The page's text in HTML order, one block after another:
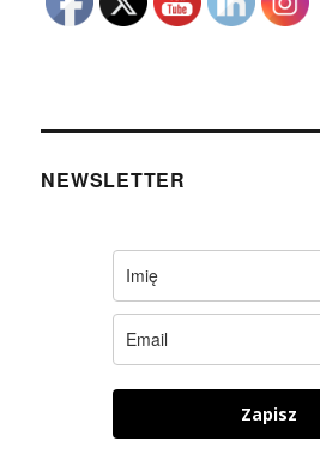
NEWSLETTER
Zapisz